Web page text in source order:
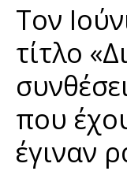
Τον
τίτλο
που
έγιναν